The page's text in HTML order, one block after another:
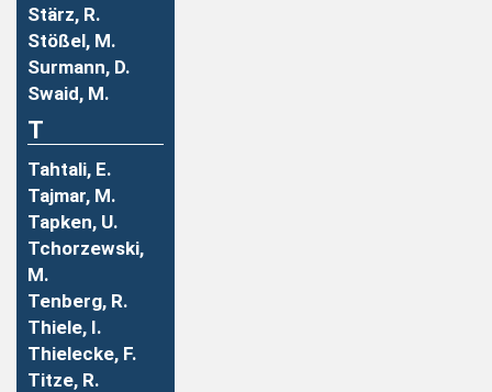
Stärz, R.
Stößel, M.
Surmann, D.
Swaid, M.
T
Tahtali, E.
Tajmar, M.
Tapken, U.
Tchorzewski,
M.
Tenberg, R.
Thiele, I.
Thielecke, F.
Titze, R.